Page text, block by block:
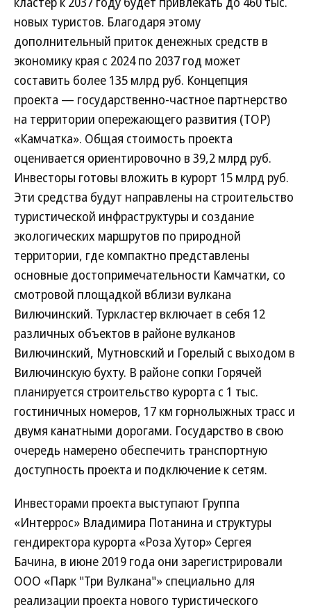
новых туристов. Благодаря этому
дополнительный приток денежных средств в
экономику края с 2024 по 2037 год может
составить более 135 млрд руб. Концепция
проекта — государственно-частное партнерство
на территории опережающего развития (ТОР)
«Камчатка». Общая стоимость проекта
оценивается ориентировочно в 39,2 млрд руб.
Инвесторы готовы вложить в курорт 15 млрд руб.
Эти средства будут направлены на строительство
туристической инфраструктуры и создание
экологических маршрутов по природной
территории, где компактно представлены
основные достопримечательности Камчатки, со
смотровой площадкой вблизи вулкана
Вилючинский. Туркластер включает в себя 12
различных объектов в районе вулканов
Вилючинский, Мутновский и Горелый с выходом в
Вилючинскую бухту. В районе сопки Горячей
планируется строительство курорта с 1 тыс.
гостиничных номеров, 17 км горнолыжных трасс и
двумя канатными дорогами. Государство в свою
очередь намерено обеспечить транспортную
доступность проекта и подключение к сетям.
Инвесторами проекта выступают Группа
«Интеррос» Владимира Потанина и структуры
гендиректора курорта «Роза Хутор» Сергея
Бачина, в июне 2019 года они зарегистрировали
ООО «Парк "Три Вулкана"» специально для
реализации проекта нового туристического